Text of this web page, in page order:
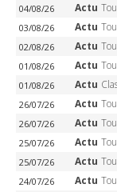
04/08/26 Actu Tour de
03/08/26 Actu Tour de
02/08/26 Actu Tour de
01/08/26 Actu Tour de
01/08/26 Actu
26/07/26 Actu Tour de
26/07/26 Actu Tour de
25/07/26 Actu Tour de
25/07/26 Actu Tour de
24/07/26 Actu Tour de